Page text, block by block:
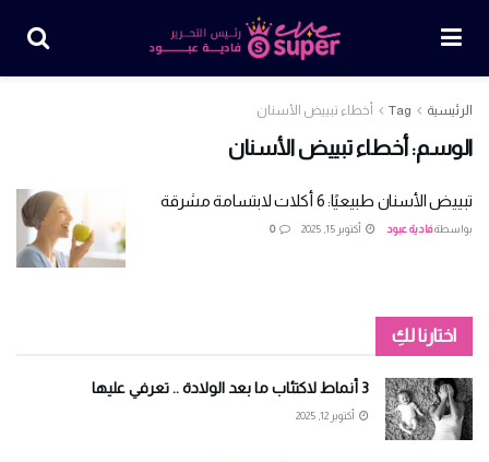
الرئيسية Tag أخطاء تبييض الأسنان
الوسم:أخطاء تبييض الأسنان
تبييض الأسنان طبيعيًا: 6 أكلات لابتسامة مشرقة
بواسطةفادية عبود أكتوبر 15, 2025 0
اختارنا لكِ
3 أنماط لاكتئاب ما بعد الولادة .. تعرفي عليها
أكتوبر 12, 2025